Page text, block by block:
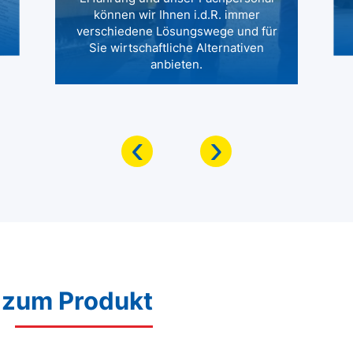
können wir Ihnen i.d.R. immer
verschiedene Lösungswege und für
Sie wirtschaftliche Alternativen
anbieten.
‹ ›
Produkt